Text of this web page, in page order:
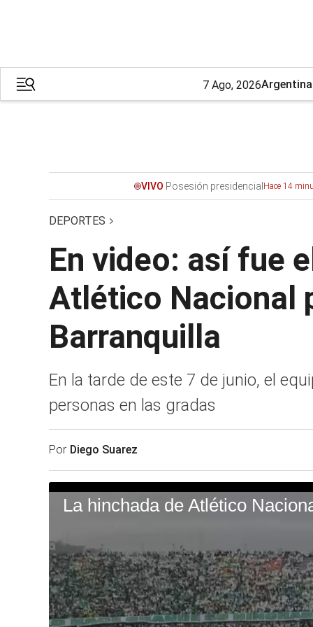
7 Ago, 2026Argentina
VIVO Posesión presidencialHace 14
DEPORTES
En video: así fue
Atlético Nacional
Barranquilla
En la tarde de este 7 de junio, el
personas en las gradas
Por Diego Suarez